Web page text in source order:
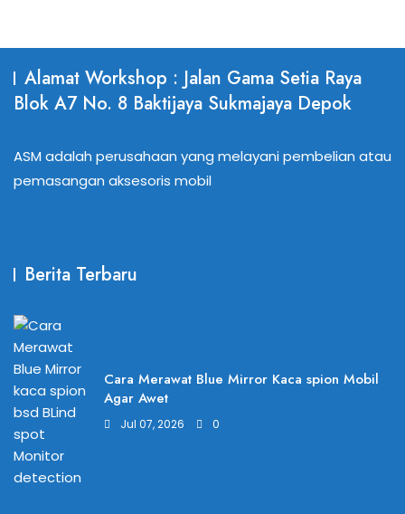
Alamat Workshop : Jalan Gama Setia Raya
Blok A7 No. 8 Baktijaya Sukmajaya Depok
ASM adalah perusahaan yang melayani pembelian atau
pemasangan aksesoris mobil
Berita Terbaru
Cara Merawat Blue Mirror Kaca spion Mobil
Agar Awet
Jul 07, 2026 0